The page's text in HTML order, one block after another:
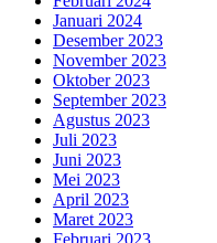
Januari 2024
Desember 2023
November 2023
Oktober 2023
September 2023
Agustus 2023
Juli 2023
Juni 2023
Mei 2023
April 2023
Maret 2023